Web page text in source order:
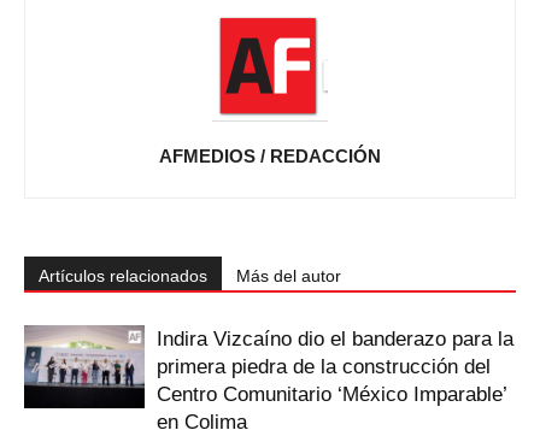
AFMEDIOS / REDACCIÓN
Artículos relacionados Más del autor
Indira Vizcaíno dio el banderazo para la
primera piedra de la construcción del
Centro Comunitario ‘México Imparable’
en Colima